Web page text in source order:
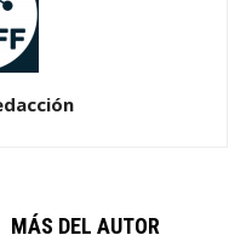
MÁS DEL AUTOR